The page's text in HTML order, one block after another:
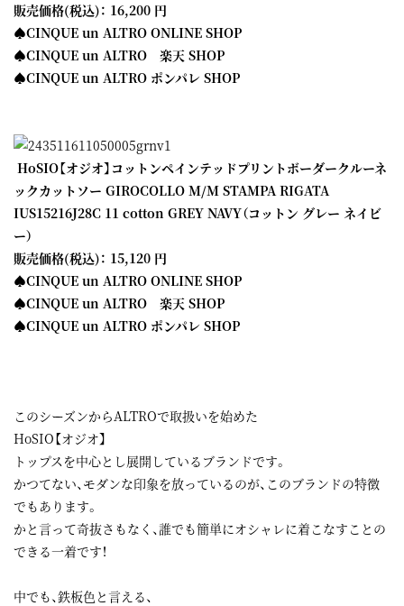
販売価格(税込)： 16,200 円
♠CINQUE un ALTRO ONLINE SHOP
♠CINQUE un ALTRO 楽天 SHOP
♠CINQUE un ALTRO ポンパレ SHOP
HoSIO【オジオ】コットンペインテッドプリントボーダークルーネ
ックカットソー GIROCOLLO M/M STAMPA RIGATA
IUS15216J28C 11 cotton GREY NAVY（コットン グレー ネイビ
ー）
販売価格(税込)： 15,120 円
♠CINQUE un ALTRO ONLINE SHOP
♠CINQUE un ALTRO 楽天 SHOP
♠CINQUE un ALTRO ポンパレ SHOP
このシーズンからALTROで取扱いを始めた
HoSIO【オジオ】
トップスを中心とし展開しているブランドです。
かつてない、モダンな印象を放っているのが、このブランドの特徴
でもあります。
かと言って奇抜さもなく、誰でも簡単にオシャレに着こなすことの
できる一着です！
中でも、鉄板色と言える、